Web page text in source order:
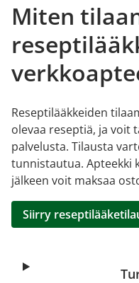
Miten
Reseptilääkkeiden
olevaa reseptiä, ja voit
palvelusta. Tilausta
tunnistautua. Apteekki
jälkeen voit maksaa
Siirry